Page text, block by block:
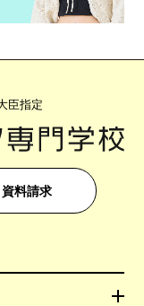
臣指定
資料請求